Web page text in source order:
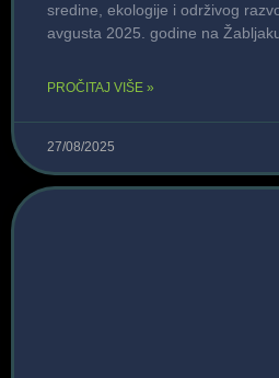
sredine, ekologije i održivog
avgusta 2025. godine na
PROČITAJ VIŠE »
27/08/2025